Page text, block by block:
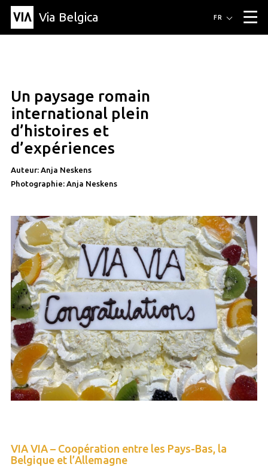
Via Belgica ▼
Article
Éducation
Recette
Amis
À propos de Via Belgica
À propos de via belgica
Organisation
Communes
FR
Un paysage romain
international plein
d’histoires et
d’expériences
Auteur: Anja Neskens
Photographie: Anja Neskens
VIA VIA – Coopération entre les Pays-Bas, la
Belgique et l’Allemagne